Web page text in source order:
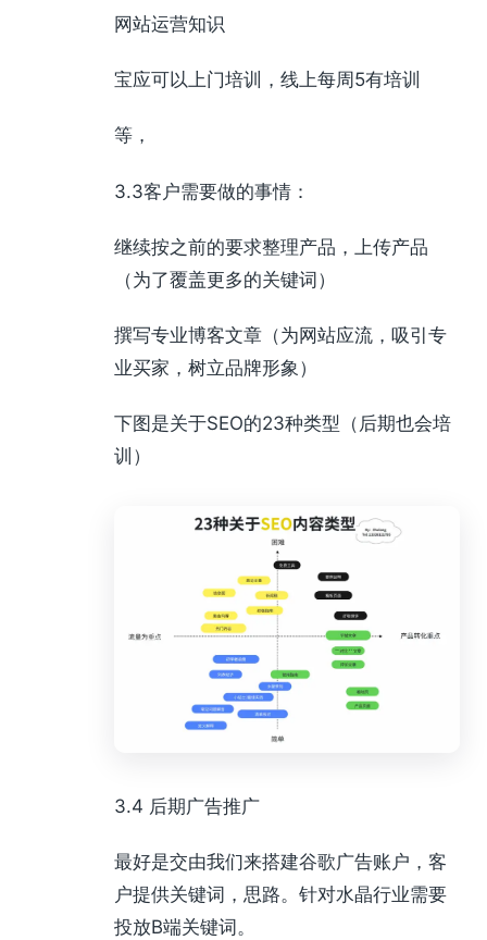
网站运营知识
宝应可以上门培训，线上每周5有培训
等，
3.3客户需要做的事情：
继续按之前的要求整理产品，上传产品
（为了覆盖更多的关键词）
撰写专业博客文章（为网站应流，吸引专
业买家，树立品牌形象）
下图是关于SEO的23种类型（后期也会培
训）
3.4 后期广告推广
最好是交由我们来搭建谷歌广告账户，客
户提供关键词，思路。针对水晶行业需要
投放B端关键词。